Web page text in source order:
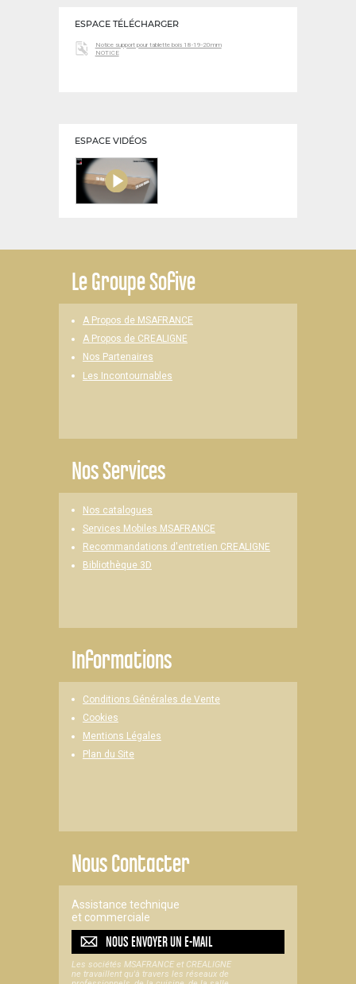
ESPACE TÉLÉCHARGER
Notice support pour tablette bois 18-19-20mm
NOTICE
ESPACE VIDÉOS
LeGroupe Sofive
A Propos de MSAFRANCE
A Propos de CREALIGNE
Nos Partenaires
Les Incontournables
Nos Services
Nos catalogues
Services Mobiles MSAFRANCE
Recommandations d'entretien CREALIGNE
Bibliothèque 3D
Informations
Conditions Générales de Vente
Cookies
Mentions Légales
Plan du Site
Nous Contacter
Assistance technique
et commerciale
NOUS ENVOYER UNE-MAIL
Les sociétés MSAFRANCE et CREALIGNE
ne travaillent qu'à travers les réseaux de